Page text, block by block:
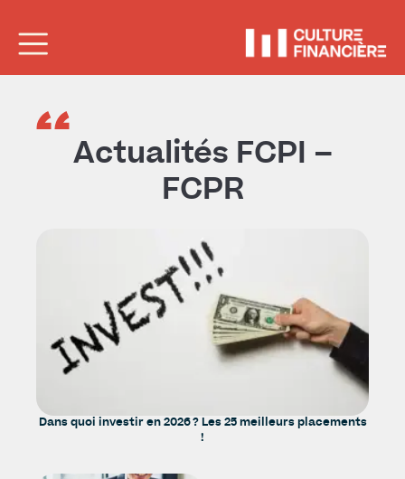
Actualités FCPI –
FCPR
Dans quoi investir en 2026 ? Les 25 meilleurs placements
!